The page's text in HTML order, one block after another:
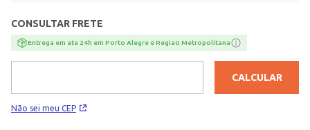
CONSULTAR FRETE
Entrega em ate 24h em Porto Alegre e Regiao Metropolitana
Não sei meu CEP
CALCULAR